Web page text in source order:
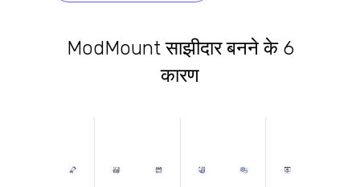
ModMount साझीदार बनने के 6
कारण